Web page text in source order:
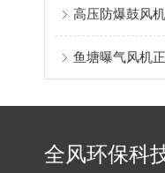
高压防爆鼓风
鱼塘曝气风机
全风环保科